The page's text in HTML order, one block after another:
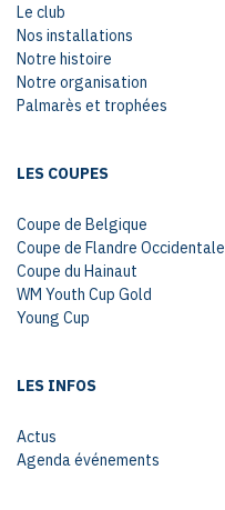
Le club
Nos installations
Notre histoire
Notre organisation
Palmarès et trophées
LES COUPES
Coupe de Belgique
Coupe de Flandre Occidentale
Coupe du Hainaut
WM Youth Cup Gold
Young Cup
LES INFOS
Actus
Agenda événements